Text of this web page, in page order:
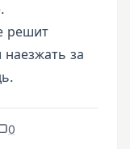
решит
за
0